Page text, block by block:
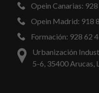
Opein Canarias:
Opein Madrid: 918
Formación: 928 62
Urbanización
5-6, 35400 Arucas,